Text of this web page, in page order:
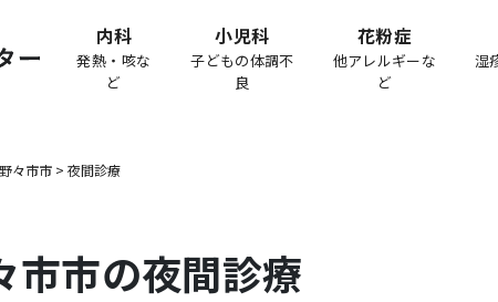
内科
発熱・咳な
ど
小児科
子どもの体調不
良
花粉症
他アレルギーな
ど
湿
野々市市 > 夜間診療
市市の夜間診療